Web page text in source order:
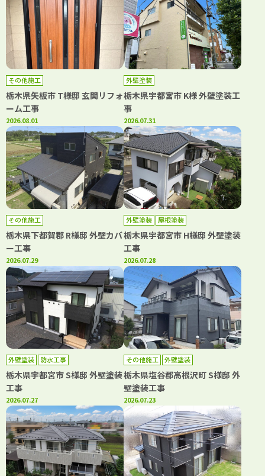
その他施工
栃木県矢板市 T様邸 玄関リフォ
ーム工事
2026.08.01
外壁塗装
栃木県宇都宮市 K様 外壁塗装工
事
2026.07.31
その他施工
栃木県下都賀郡 R様邸 外壁カバ
ー工事
2026.07.29
外壁塗装 屋根塗装
栃木県宇都宮市 H様邸 外壁塗装
工事
2026.07.28
外壁塗装 防水工事
栃木県宇都宮市 S様邸 外壁塗装
工事
2026.07.27
その他施工 外壁塗装
栃木県塩谷郡高根沢町 S様邸 外
壁塗装工事
2026.07.23